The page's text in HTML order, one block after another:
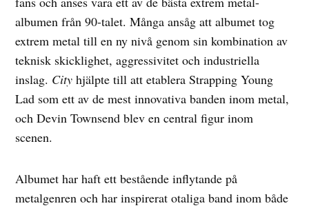
albumen från 90-talet. Många ansåg att albumet tog
extrem metal till en ny nivå genom sin kombination av
teknisk skicklighet, aggressivitet och industriella
inslag. City hjälpte till att etablera Strapping Young
Lad som ett av de mest innovativa banden inom metal,
och Devin Townsend blev en central figur inom
scenen.
Albumet har haft ett bestående inflytande på
metalgenren och har inspirerat otaliga band inom både